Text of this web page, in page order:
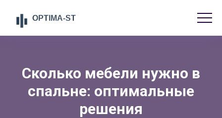
Сколько мебели нужно в
спальне: оптимальные
решения